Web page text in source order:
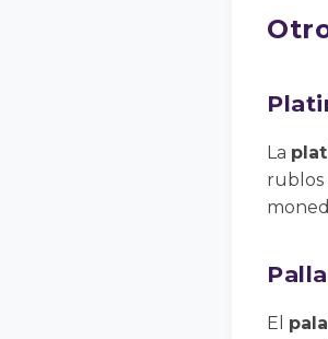
La
rublos
El